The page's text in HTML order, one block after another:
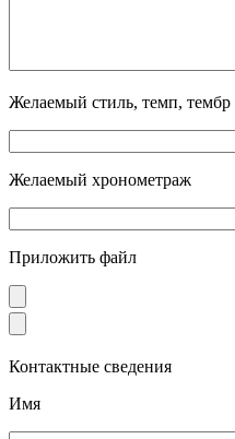
Желаемый стиль, темп, тембр
Желаемый хронометраж
Приложить файл
Контактные сведения
Имя